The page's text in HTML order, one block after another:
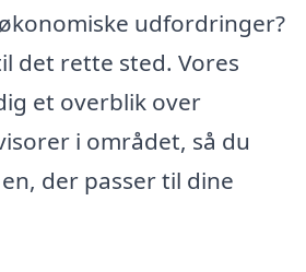
udfordringer?
det rette sted. Vores
et overblik over
i området, så du
der passer til dine